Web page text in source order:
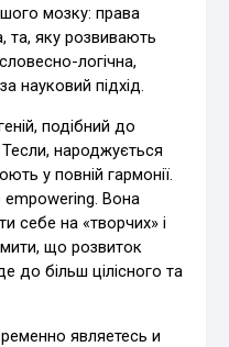
мозку: права
та, яку розвивають
логічна,
науковий підхід.
подібний до
народжується
у повній гармонії.
Вона
себе на «творчих» і
що розвиток
до більш цілісного та
являетесь и